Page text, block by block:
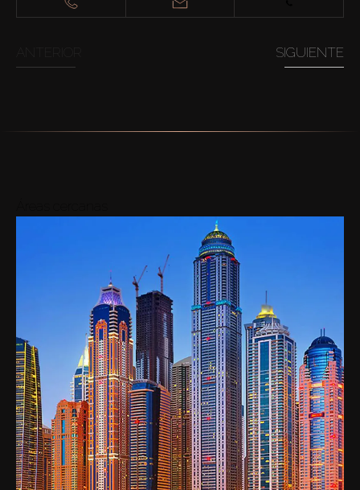
SIGUIENTE